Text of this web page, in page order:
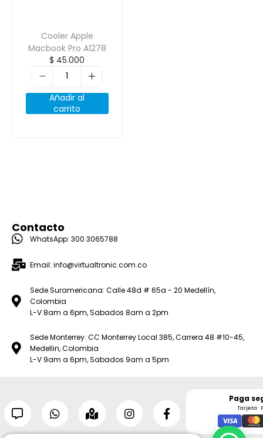
Cooler Apple
Macbook Pro A1278
$ 45.000
Añadir al
carrito
Contacto
WhatsApp: 300 3065788
Email: info@virtualtronic.com.co
Sede Suramericana: Calle 48d # 65a - 20 Medellín,
Colombia
L-V 8am a 6pm, Sabados 8am a 2pm
Sede Monterrey: CC Monterrey Local 385, Carrera 48 #10-45,
Medellin, Colombia
L-V 9am a 6pm, Sabados 9am a 5pm
Paga
Tarjeta ·